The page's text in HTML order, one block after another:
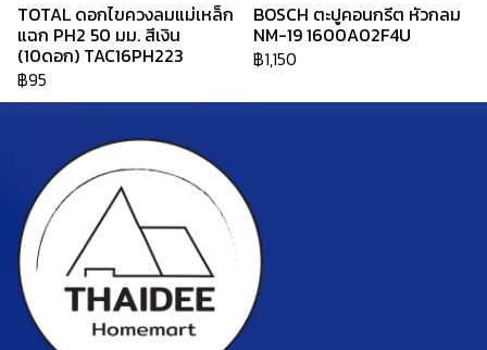
TOTAL ดอกไขควงลมแม่เหล็ก
แฉก PH2 50 มม. สีเงิน
(10ดอก) TAC16PH223
฿95
BOSCH ตะปูคอนกรีต หัวกลม
NM-19 1600A02F4U
฿1,150